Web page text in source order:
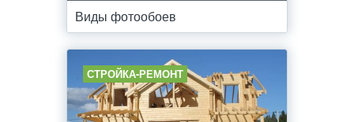
Виды фотообоев
СТРОЙКА-РЕМОНТ